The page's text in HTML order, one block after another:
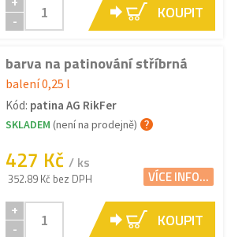
-
KOUPIT
barva na patinování stříbrná
balení 0,25 l
Kód: patina AG RikFer
SKLADEM (není na prodejně)
427 Kč / ks
352.89 Kč bez DPH VÍCE INFO...
+
-
KOUPIT